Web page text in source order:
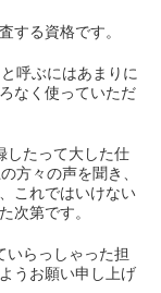
する資格です。
呼ぶにはあまりに
なく使っていただ
したって大した仕
方々の声を聞き、
これではいけない
次第です。
いらっしゃった担
うお願い申し上げ